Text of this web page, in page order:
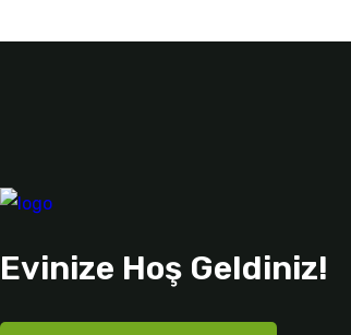
Evinize Hoş Geldiniz!